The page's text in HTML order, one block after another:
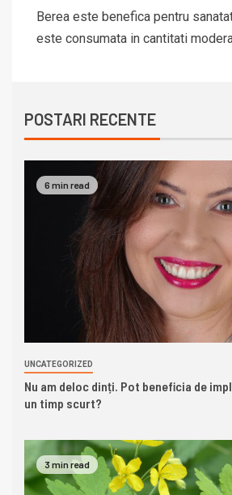
Berea este benefica pentru
este consumata in cantitati
POSTARI RECENTE
6 min read
UNCATEGORIZED
Nu am deloc dinți. Pot beneficia de
un timp scurt?
3 min read